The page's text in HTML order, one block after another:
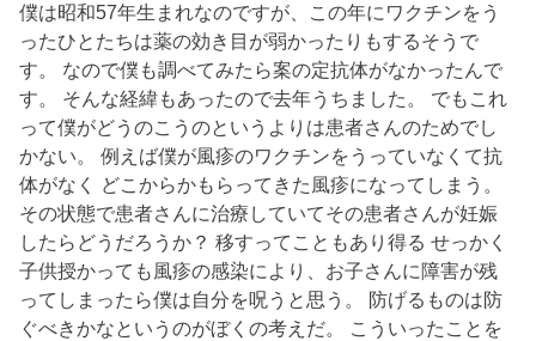
僕は昭和57年生まれなのですが、この年にワクチンをう
ったひとたちは薬の効き目が弱かったりもするそうで
す。 なので僕も調べてみたら案の定抗体がなかったんで
す。 そんな経緯もあったので去年うちました。 でもこれ
って僕がどうのこうのというよりは患者さんのためでし
かない。 例えば僕が風疹のワクチンをうっていなくて抗
体がなく どこからかもらってきた風疹になってしまう。
その状態で患者さんに治療していてその患者さんが妊娠
したらどうだろうか？ 移すってこともあり得る せっかく
子供授かっても風疹の感染により、お子さんに障害が残
ってしまったら僕は自分を呪うと思う。 防げるものは防
ぐべきかなというのがぼくの考えだ。 こういったことを